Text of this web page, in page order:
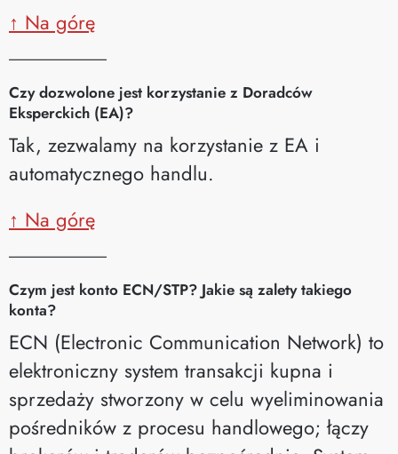
↑ Na górę
Czy dozwolone jest korzystanie z Doradców
Eksperckich (EA)?
Tak, zezwalamy na korzystanie z EA i
automatycznego handlu.
↑ Na górę
Czym jest konto ECN/STP? Jakie są zalety takiego
konta?
ECN (Electronic Communication Network) to
elektroniczny system transakcji kupna i
sprzedaży stworzony w celu wyeliminowania
pośredników z procesu handlowego; łączy